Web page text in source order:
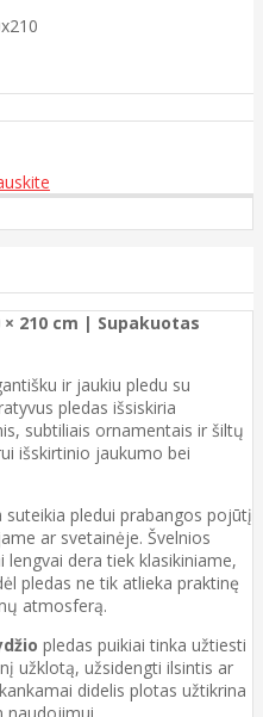
× 210 cm | Supakuotas
ir jaukiu pledu su
pledas išsiskiria
subtiliais ornamentais ir šiltų
išskirtinio jaukumo bei
pledui prabangos pojūtį
ar svetainėje. Švelnios
dera tiek klasikiniame,
pledas ne tik atlieka praktinę
atmosferą.
pledas puikiai tinka užtiesti
užklotą, užsidengti ilsintis ar
didelis plotas užtikrina